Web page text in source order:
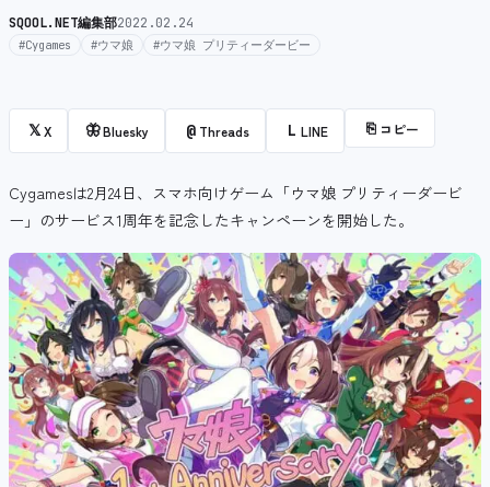
SQOOL.NET編集部2022.02.24
#Cygames #ウマ娘 #ウマ娘 プリティーダービー
𝕏X 🦋Bluesky @ Threads L LINE ⎘ コピー
Cygamesは2月24日、スマホ向けゲーム「ウマ娘 プリティーダービ
ー」のサービス1周年を記念したキャンペーンを開始した。